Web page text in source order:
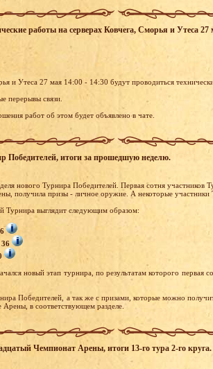
работы на серверах Ковчега, Сморья и Утеса 27
и Утеса 27 мая 14:00 - 14:30 будут проводиться
перерывы связи.
работ об этом будет объявлено в чате.
Победителей, итоги за прошедшую неделю.
нового Турнира Победителей. Первая сотня участников
получила призы - личное оружие. А некоторые
Турнира выглядит следующим образом:
36
новый этап турнира, по результатам которого первая
Победителей, а так же с призами, которые можно
Арены, в соответствующем разделе.
Чемпионат Арены, итоги 13-го тура 2-го круга.